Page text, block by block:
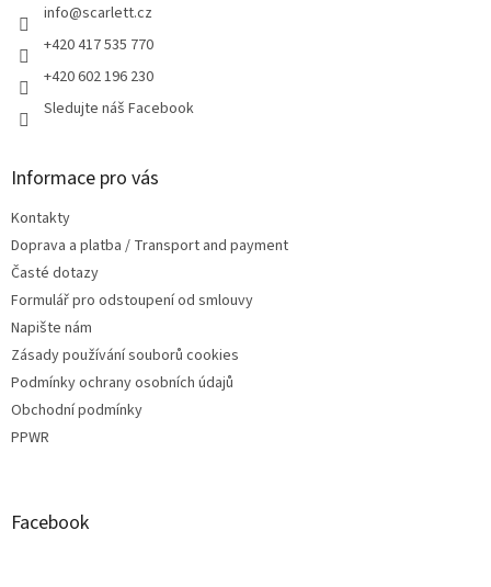
info@scarlett.cz
+420 417 535 770
+420 602 196 230
Sledujte náš Facebook
Informace pro vás
Kontakty
Doprava a platba / Transport and payment
Časté dotazy
Formulář pro odstoupení od smlouvy
Napište nám
Zásady používání souborů cookies
Podmínky ochrany osobních údajů
Obchodní podmínky
PPWR
Facebook